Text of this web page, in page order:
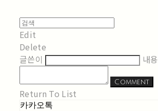
Edit
Delete
글쓴이
내용
Comment
Return To List
카카오톡